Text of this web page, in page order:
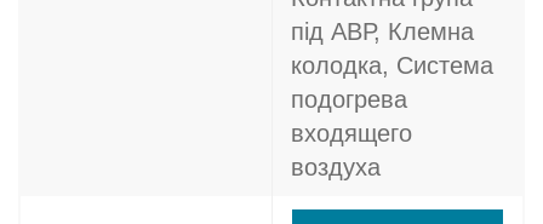
під АВР, Клемна
колодка, Система
подогрева
входящего
воздуха